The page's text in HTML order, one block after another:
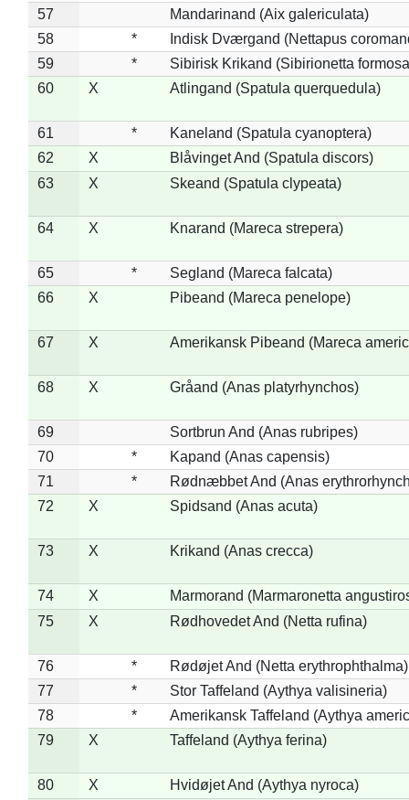
57
Mandarinand (Aix galericulata)
58
*
Indisk Dværgand (Nettapus
59
*
Sibirisk Krikand (Sibirionetta
60
X Atlingand (Spatula querquedula)
61 *
Kaneland (Spatula cyanoptera)
62
X
Blåvinget And (Spatula discors)
63
X Skeand (Spatula clypeata)
64 X Knarand (Mareca strepera)
65 *
Segland (Mareca falcata)
66
X Pibeand (Mareca penelope)
67 X Amerikansk Pibeand (Mareca
68 X Gråand (Anas platyrhynchos)
69
Sortbrun And (Anas rubripes)
70
*
Kapand (Anas capensis)
71
*
Rødnæbbet And (Anas
72
X Spidsand (Anas acuta)
73 X Krikand (Anas crecca)
74 X
Marmorand (Marmaronetta
75
X Rødhovedet And (Netta rufina)
76 *
Rødøjet And (Netta erythrophthalma)
77
*
Stor Taffeland (Aythya valisineria)
78
*
Amerikansk Taffeland (Aythya
79
X Taffeland (Aythya ferina)
80 X Hvidøjet And (Aythya nyroca)